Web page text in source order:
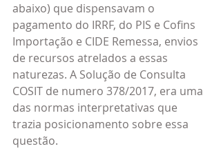
abaixo) que dispensavam o
pagamento do IRRF, do PIS e Cofins
Importação e CIDE Remessa, envios
de recursos atrelados a essas
naturezas. A Solução de Consulta
COSIT de numero 378/2017, era uma
das normas interpretativas que
trazia posicionamento sobre essa
questão.